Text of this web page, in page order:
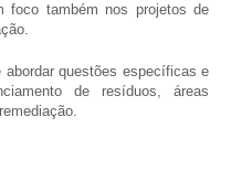
foco também nos projetos de
questões específicas e
de resíduos, áreas